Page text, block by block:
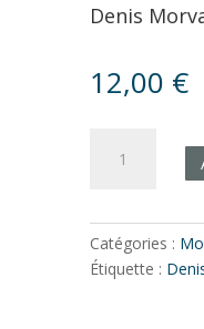
Denis
12,00 €
650
3L1
Catégories :
Étiquette :